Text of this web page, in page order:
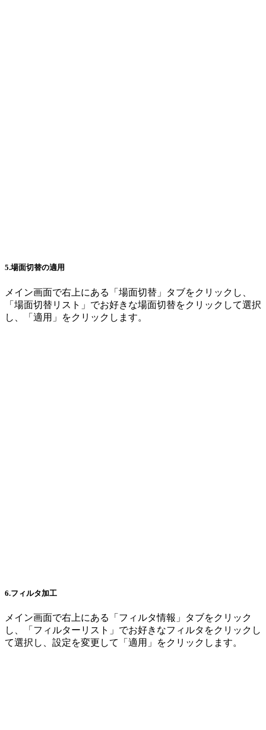
5.場面切替の適用
メイン画面で右上にある「場面切替」タブをクリックし、
「場面切替リスト」でお好きな場面切替をクリックして選択
し、「適用」をクリックします。
6.フィルタ加工
メイン画面で右上にある「フィルタ情報」タブをクリック
し、「フィルターリスト」でお好きなフィルタをクリックし
て選択し、設定を変更して「適用」をクリックします。